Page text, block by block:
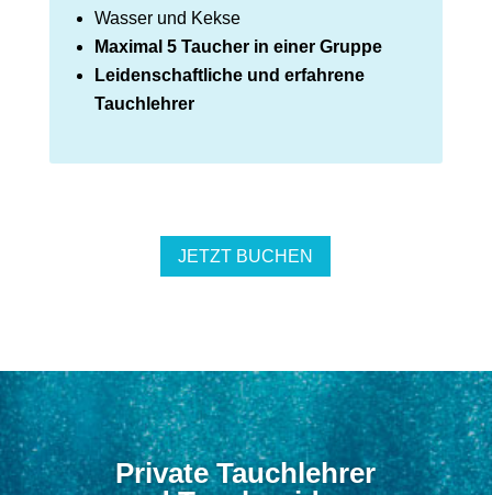
Wasser und Kekse
Maximal 5 Taucher in einer Gruppe
Leidenschaftliche und erfahrene
Tauchlehrer
JETZT BUCHEN
Private Tauchlehrer